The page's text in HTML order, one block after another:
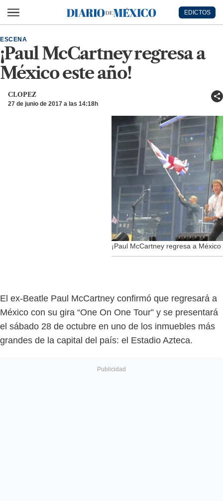
Diario de México
EDICTOS
¡Paul McCartney regresa a
México este año!
ESCENA
CLOPEZ
27 de junio de 2017 a las 14:18h
¡Paul McCartney regresa a
El ex-Beatle Paul McCartney confirmó que regresará a
México con su gira “One On One Tour” y se presentará
el sábado 28 de octubre en uno de los inmuebles más
grandes de la capital del país: el Estadio Azteca.